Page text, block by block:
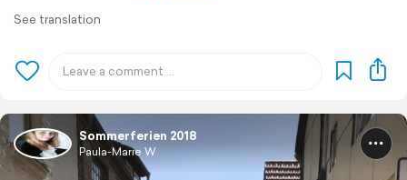
See translation
Sommerferien 2018
Paula-Marie W